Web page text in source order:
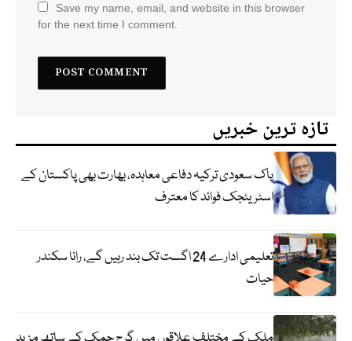
Save my name, email, and website in this browser
for the next time I comment.
تازہ ترین خبریں
پاک سعودی ترکیہ دفاعی معاہدہ، بھارت بھی پاکستان کے
اسٹریٹجک فوائد کا معترف
تعلیمی ادارے 24 اگست تک بند رہیں گے، رانا سکندر
حیات